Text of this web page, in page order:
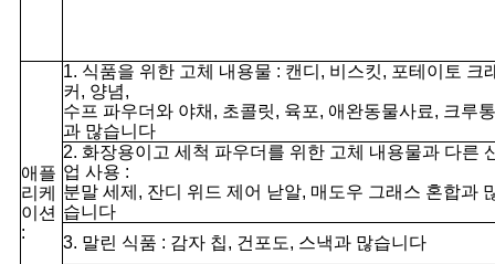
애플
리케
이션
:
1. 식품을 위한 고체 내용물 : 캔디, 비스킷, 포테이토 크
커, 양념,
수프 파우더와 야채, 초콜릿, 육포, 애완동물사료, 크루통
과 많습니다
2. 화장용이고 세척 파우더를 위한 고체 내용물과 다른
업 사용 :
분말 세제, 잔디 위드 제어 낟알, 매도우 그래스 혼합과
습니다
3. 말린 식품 : 감자 칩, 건포도, 스낵과 많습니다